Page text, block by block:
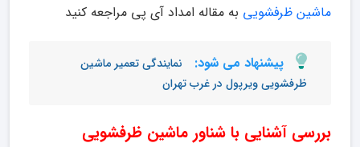
ماشین ظرفشویی به مقاله امداد آی پی مراجعه کنید
پیشنهاد می شود:
نمایندگی تعمیر ماشین
ظرفشویی ویرپول در غرب تهران
بررسی آشنایی با شناور ماشین ظرفشویی